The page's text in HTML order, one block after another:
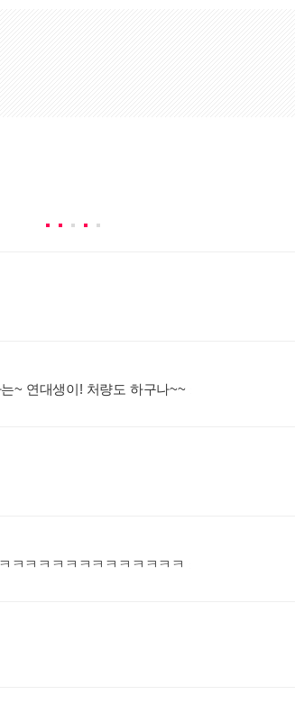
~ 연대생이! 처량도 하구나~~
ㅋㅋㅋㅋㅋㅋㅋㅋㅋㅋㅋㅋㅋ